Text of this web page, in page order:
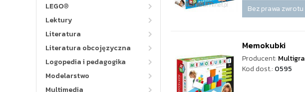
LEGO®
Lektury
Literatura
Literatura obcojęzyczna
Logopedia i pedagogika
Modelarstwo
Multimedia
Bez prawa zwrotu
Memokubki
Producent: Multigra
Kod dost.: 0595